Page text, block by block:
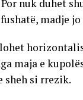
nuk duhet
madje
maja e
si rrezik.